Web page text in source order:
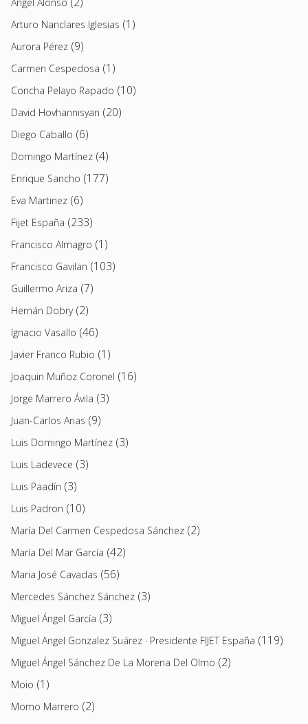
Arturo Nanclares Iglesias (1)
Aurora Pérez (9)
Carmen Cespedosa (1)
Concha Pelayo Rapado (10)
David Hovhannisyan (20)
Diego Caballo (6)
Domingo Martínez (4)
Enrique Sancho (177)
Eva Martinez (6)
Fijet España (233)
Francisco Almagro (1)
Francisco Gavilan (103)
Guillermo Ariza (7)
Hernán Dobry(2)
Ignacio Vasallo (46)
Javier Franco Rubio (1)
Joaquin Muñoz Coronel (16)
Jorge Marrero Ávila (3)
Juan-Carlos Arias (9)
Luis Domingo Martínez (3)
Luis Ladevece (3)
Luis Paadín (3)
Luis Padron (10)
María Del Carmen Cespedosa Sánchez (2)
María Del Mar García (42)
Maria José Cavadas (56)
Mercedes Sánchez Sánchez (3)
Miguel Ángel García (3)
Miguel Angel Gonzalez Suárez · Presidente FIJET España (119)
Miguel Ángel Sánchez De La Morena Del Olmo (2)
Moio (1)
Momo Marrero (2)